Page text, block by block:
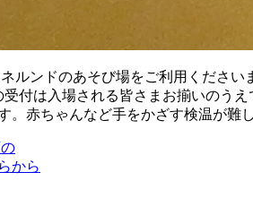
ルンドのあそび場をご利用くださ
付は入場される皆さまお揃いのう
。赤ちゃんなど手をかざす検温が難
から